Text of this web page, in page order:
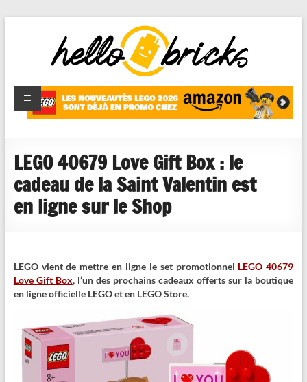
HelloBricks
Blog LEGO,
nouveaut�s
reviews
LEGO 40679 Love Gift Box : le
cadeau de la Saint Valentin est
en ligne sur le Shop
LEGO vient de mettre en ligne le set promotionnel LEGO 40679
Love Gift Box, l’un des prochains cadeaux offerts sur la boutique
en ligne officielle LEGO et en LEGO Store.